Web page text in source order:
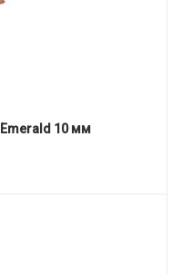
10 мм